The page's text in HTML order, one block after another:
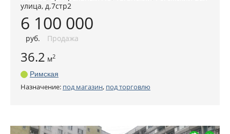
улица, д.7стр2
6 100 000
руб. Продажа
36.2 м2
Римская
Назначение: под магазин, под торговлю